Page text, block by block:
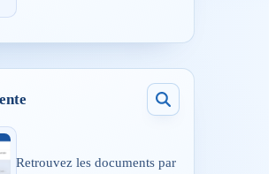
Retrouvez les documents par